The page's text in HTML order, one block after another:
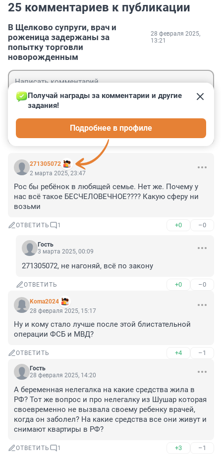
25 комментариев к публикации
В Щелково супруги, врач и
роженица задержаны за
попытку торговли
новорожденным
28 февраля 2025,
13:21
271305072
Получай награды за комментарии и другие
задания!
Подробнее в профиле
2 марта 2025, 23:47
Рос бы ребёнок в любящей семье. Нет же. Почему у
нас всё такое БЕСЧЕЛОВЕЧНОЕ???? Какую сферу ни
возьми
ОТВЕТИТЬ 1 +0 –0
Гость
3 марта 2025, 00:09
271305072, не нагоняй, всё по закону
ОТВЕТИТЬ +0 –0
Koma2024
28 февраля 2025, 15:17
Ну и кому стало лучше после этой блистательной
операции ФСБ и МВД?
ОТВЕТИТЬ +4 –1
Гость
28 февраля 2025, 14:20
А беременная нелегалка на какие средства жила в
РФ? Тот же вопрос и про нелегалку из Шушар которая
своевременно не вызвала своему ребенку врачей,
когда он заболел? На какие средства все они живут и
снимают квартиры в РФ?
ОТВЕТИТЬ 1 +3 –1